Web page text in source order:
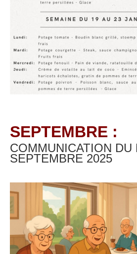
SEPTEMBRE :
COMMUNICATION DU
SEPTEMBRE 2025